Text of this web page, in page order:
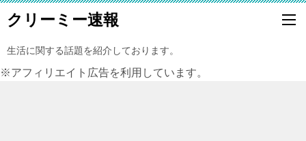
クリーミー速報
生活に関する話題を紹介しております。
※アフィリエイト広告を利用しています。